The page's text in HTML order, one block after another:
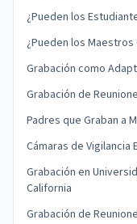
¿Pueden los
¿Pueden los
Grabación como
Grabación de
Padres que Graban a
Cámaras de Vigilancia
Grabación en
California
Grabación de